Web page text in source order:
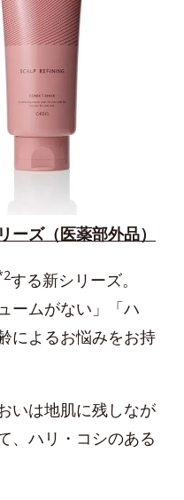
ーズ（医薬部外品）
する新シリーズ。
ームがない」「ハ
によるお悩みをお持
いは地肌に残しなが
、ハリ・コシのある